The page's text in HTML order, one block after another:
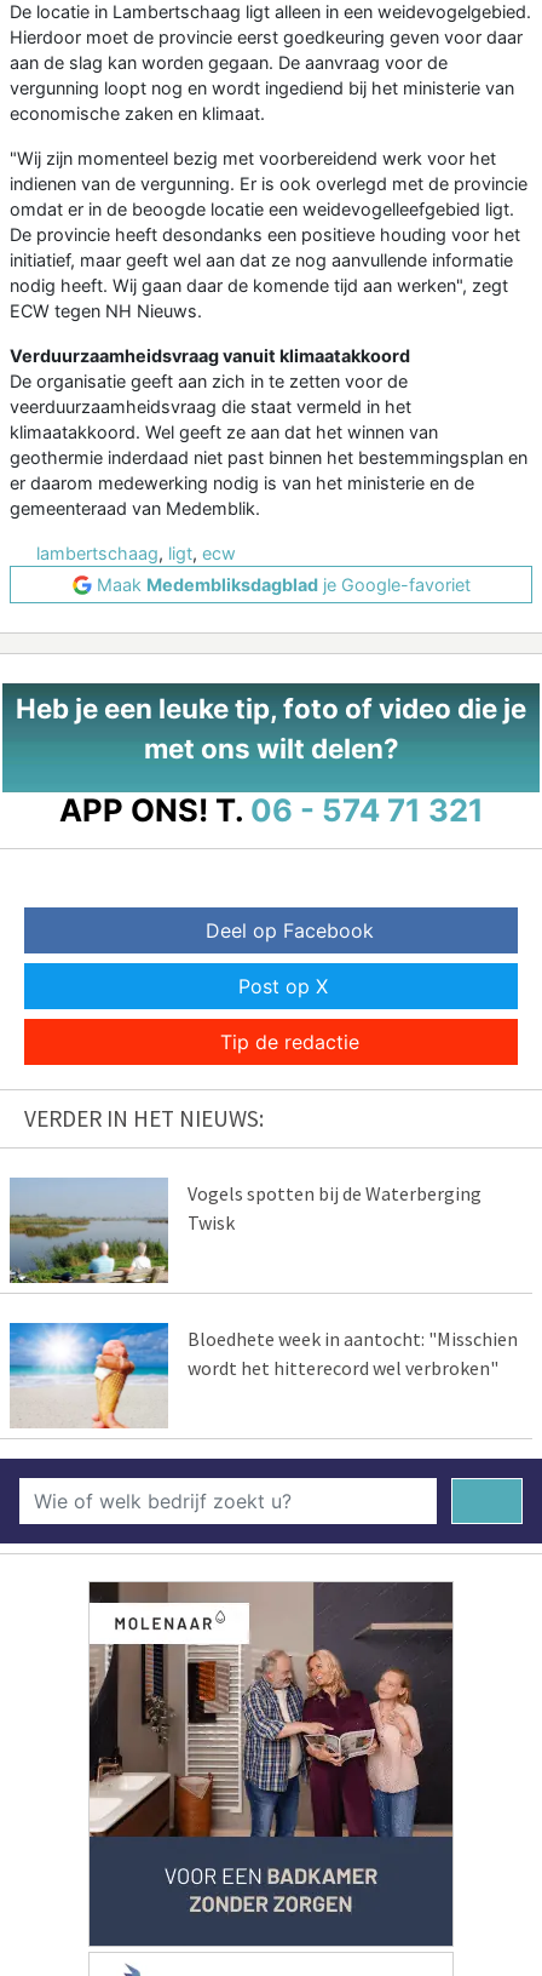
De locatie in Lambertschaag ligt alleen in een weidevogelgebied.
Hierdoor moet de provincie eerst goedkeuring geven voor daar
aan de slag kan worden gegaan. De aanvraag voor de
vergunning loopt nog en wordt ingediend bij het ministerie van
economische zaken en klimaat.
"Wij zijn momenteel bezig met voorbereidend werk voor het
indienen van de vergunning. Er is ook overlegd met de provincie
omdat er in de beoogde locatie een weidevogelleefgebied ligt.
De provincie heeft desondanks een positieve houding voor het
initiatief, maar geeft wel aan dat ze nog aanvullende informatie
nodig heeft. Wij gaan daar de komende tijd aan werken", zegt
ECW tegen NH Nieuws.
Verduurzaamheidsvraag vanuit klimaatakkoord
De organisatie geeft aan zich in te zetten voor de
veerduurzaamheidsvraag die staat vermeld in het
klimaatakkoord. Wel geeft ze aan dat het winnen van
geothermie inderdaad niet past binnen het bestemmingsplan en
er daarom medewerking nodig is van het ministerie en de
gemeenteraad van Medemblik.
lambertschaag, ligt, ecw
Maak Medembliksdagbladje Google-favoriet
Heb je een leuke tip, foto of video die je
met ons wilt delen?
APP ONS! T. 06 - 574 71 321
Deel op Facebook
Post op X
Tip de redactie
VERDER IN HET NIEUWS:
Vogels spotten bij de Waterberging
Twisk
Bloedhete week in aantocht: "Misschien
wordt het hitterecord wel verbroken"